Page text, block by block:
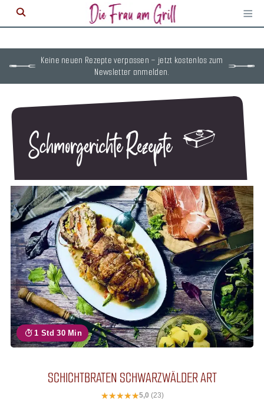
≡
Keine neuen Rezepte verpassen – jetzt kostenlos zum
Newsletter anmelden.
Schmorgerichte Rezepte
1 Std 30 Min
SCHICHTBRATEN SCHWARZWÄLDER ART
5,0 (23)